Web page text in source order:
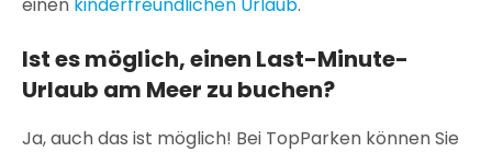
Ist es möglich, einen Last-Minute-
Urlaub am Meer zu buchen?
Ja, auch das ist möglich! Bei TopParken können Sie